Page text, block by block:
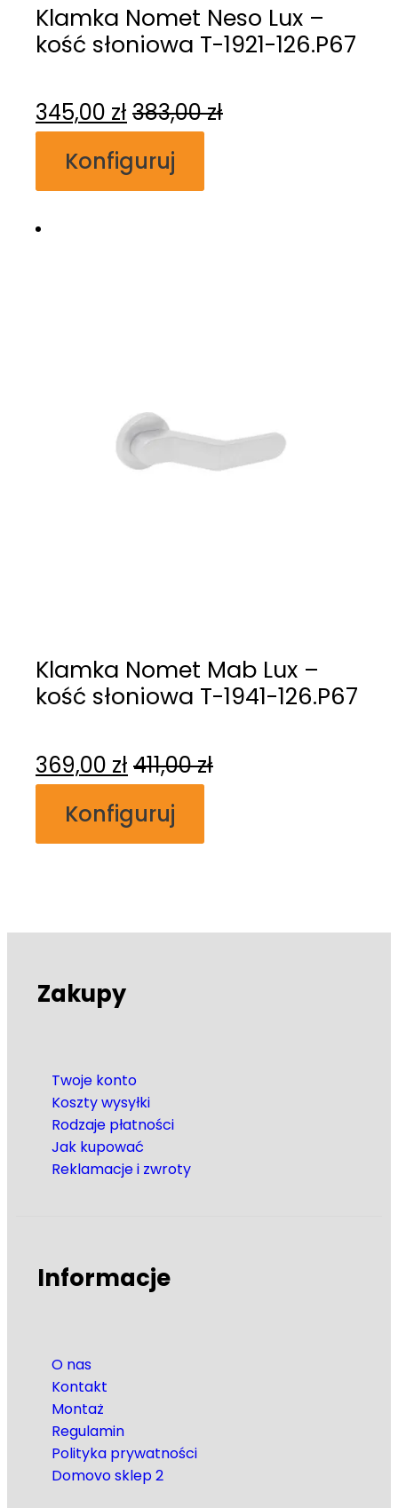
Klamka Nomet Neso Lux –
kość słoniowa T-1921-126.P67
345,00 zł 383,00zł
Konfiguruj
Klamka Nomet Mab Lux –
kość słoniowa T-1941-126.P67
369,00 zł 411,00zł
Konfiguruj
Zakupy
Twoje konto
Koszty wysyłki
Rodzaje płatności
Jak kupować
Reklamacje i zwroty
Informacje
O nas
Kontakt
Montaż
Regulamin
Polityka prywatności
Domovo sklep 2